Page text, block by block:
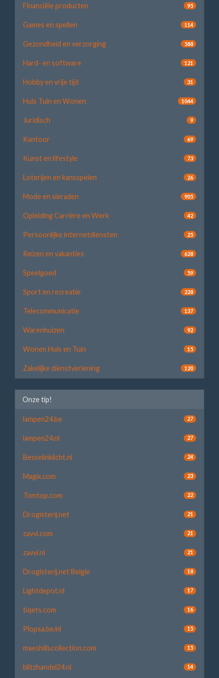
Financiële producten 95
Games en spellen 114
Gezondheid en verzorging 588
Hard- en software 121
Hobby en vrije tijd 31
Huis Tuin en Wonen 1044
Juridisch 9
Kantoor 69
Kunst en lifestyle 73
Loterijen en kansspelen 26
Mode en sieraden 905
Opleiding Carrière en Werk 42
Persoonlijke internetdiensten 25
Reizen en vakanties 628
Speelgoed 59
Sport en recreatie 228
Telecommunicatie 137
Warenhuizen 92
Wonen Huis en Tuin 15
Zakelijke dienstverlening 120
Onze tip!
lampen24.be 27
lampen24.nl 27
Besselinklicht.nl 24
Magix.com 23
Tomtop.com 22
Drogisterij.net 21
zavvi.com 21
zavvi.nl 21
Drogisterij.net Belgie 18
Lightdepot.nl 17
tiqets.com 16
Plopsa.be/nl 15
maeshillscollection.com 15
blitzhandel24.nl 14